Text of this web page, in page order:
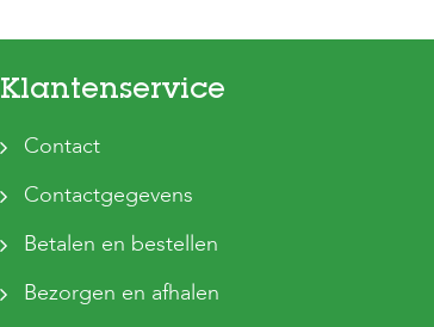
Klantenservice
Contact
Contactgegevens
Betalen en bestellen
Bezorgen en afhalen